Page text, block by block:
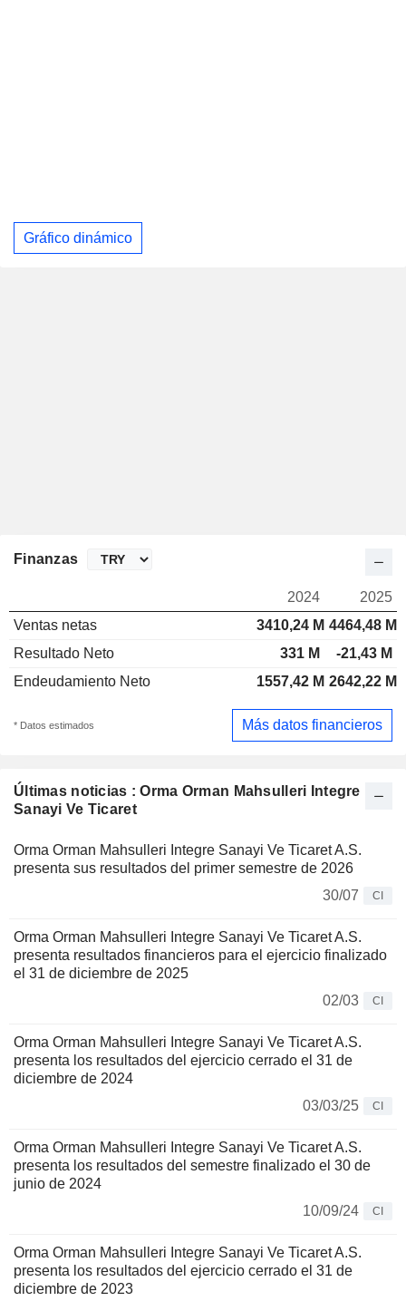
Gráfico dinámico
Últimas noticias : Orma Orman Mahsulleri Integre
Sanayi Ve Ticaret
Orma Orman Mahsulleri Integre Sanayi Ve Ticaret A.S.
presenta sus resultados del primer semestre de 2026
30/07
CI
Orma Orman Mahsulleri Integre Sanayi Ve Ticaret A.S.
presenta resultados financieros para el ejercicio finalizado
el 31 de diciembre de 2025
02/03
CI
Orma Orman Mahsulleri Integre Sanayi Ve Ticaret A.S.
presenta los resultados del ejercicio cerrado el 31 de
diciembre de 2024
03/03/25
CI
Orma Orman Mahsulleri Integre Sanayi Ve Ticaret A.S.
presenta los resultados del semestre finalizado el 30 de
junio de 2024
10/09/24
CI
Orma Orman Mahsulleri Integre Sanayi Ve Ticaret A.S.
presenta los resultados del ejercicio cerrado el 31 de
diciembre de 2023
Finanzas
2024
2025
Ventas netas
3410,24 M 4464,48 M
Resultado Neto
331 M
-21,43 M
Endeudamiento Neto
1557,42 M 2642,22 M
* Datos estimados Más datos financieros